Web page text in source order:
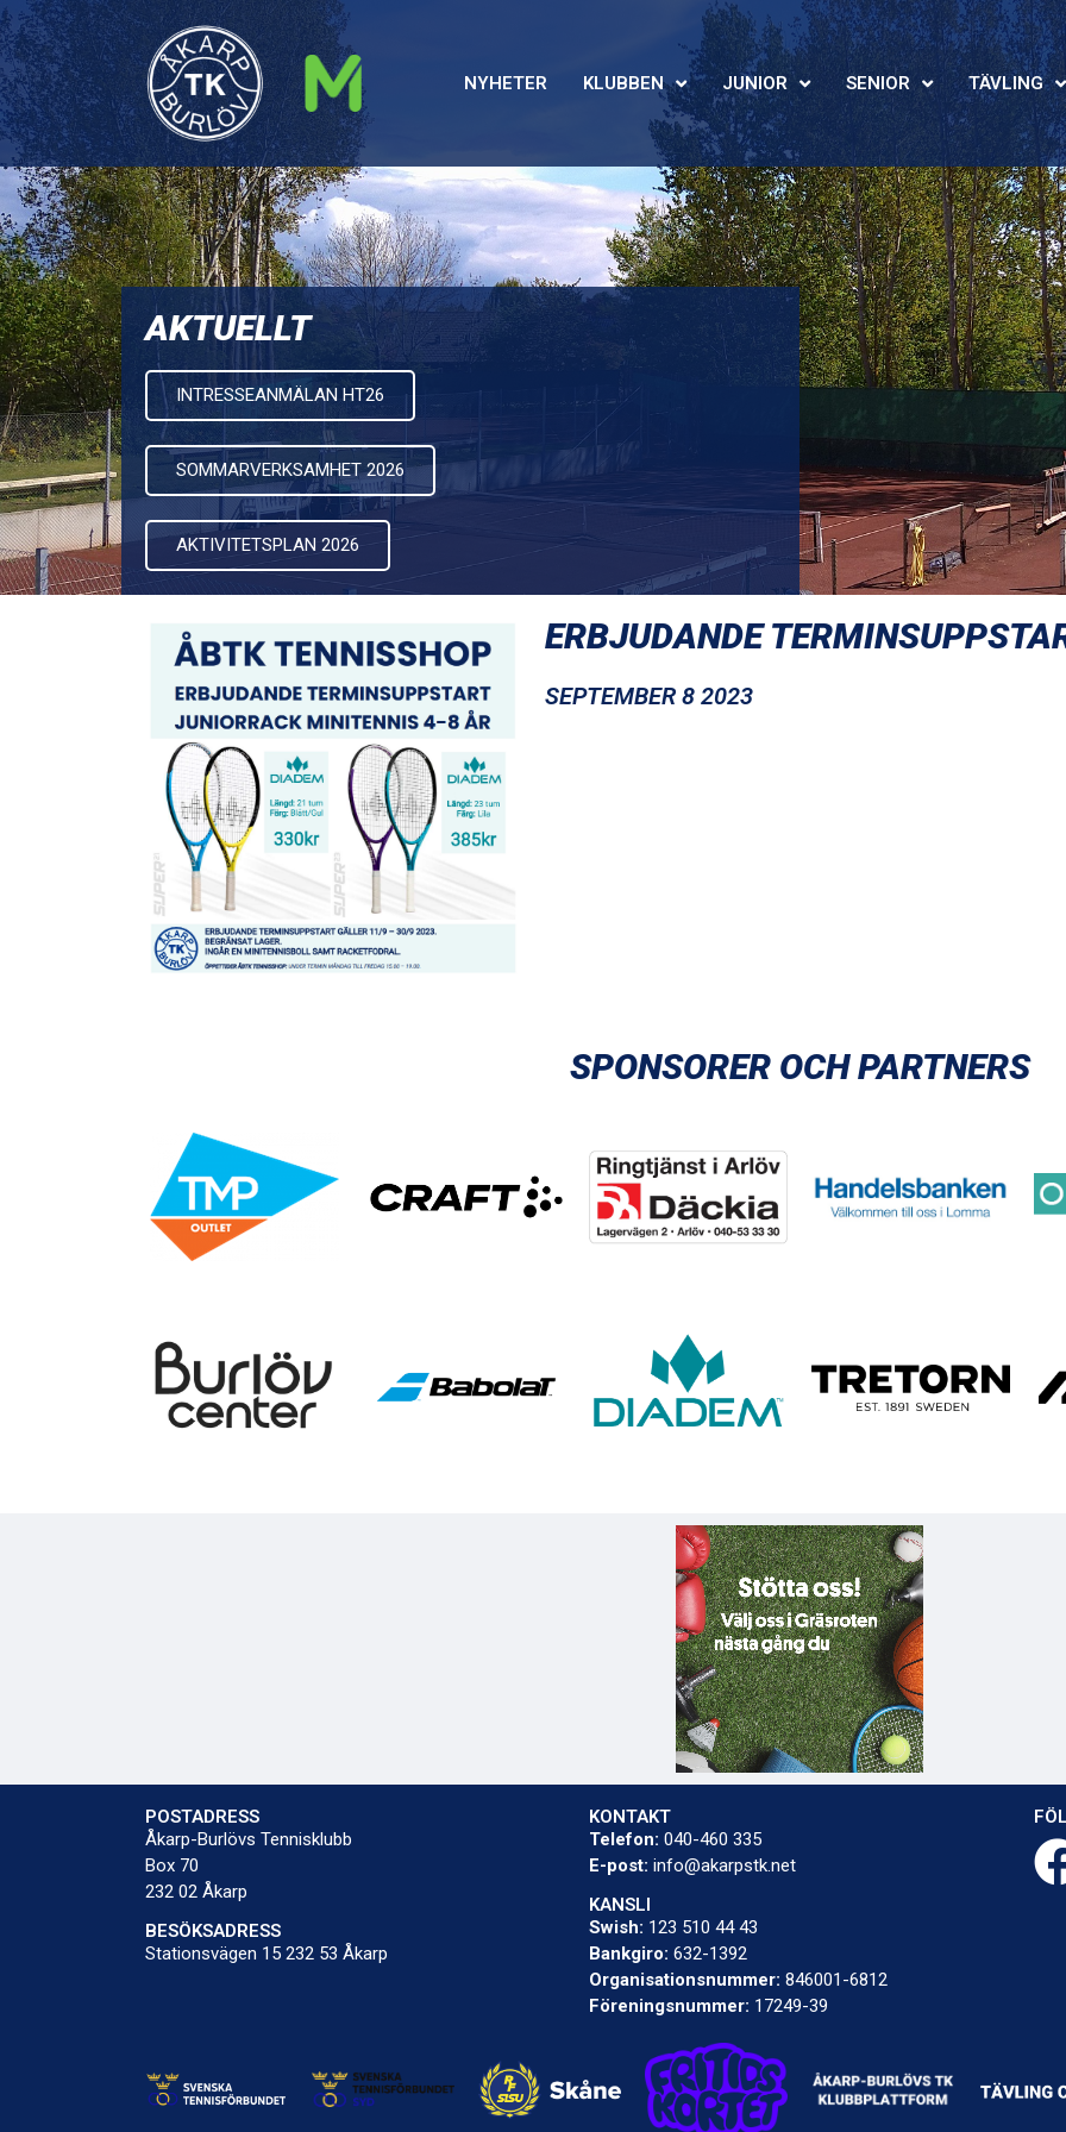
NYHETER KLUBBEN JUNIOR SENIOR TÄVLING
AKTUELLT
INTRESSEANMÄLAN HT26
SOMMARVERKSAMHET 2026
AKTIVITETSPLAN 2026
ERBJUDANDE
SEPTEMBER 8 2023
SPONSORER OCH PARTNERS
POSTADRESS
Åkarp-Burlövs Tennisklubb
Box 70
232 02 Åkarp
BESÖKSADRESS
Stationsvägen 15 232 53 Åkarp
KONTAKT
Telefon:040-460 335
E-post:info@akarpstk.net
KANSLI
Swish: 123 510 44 43
Bankgiro:632-1392
Organisationsnummer:846001-6812
Föreningsnummer: 17249-39